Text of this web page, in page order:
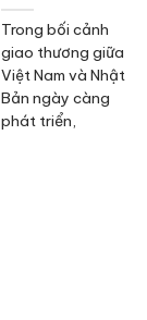
Trong bối cảnh
giao thương giữa
Việt Nam và Nhật
Bản ngày càng
phát triển,